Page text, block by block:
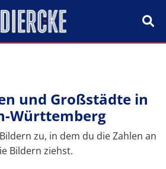
und Großstädte in
Württemberg
zu, in dem du die Zahlen an
Bildern ziehst.